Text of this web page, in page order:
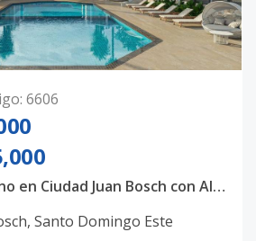
: 6606
Proyecto Moderno en Ciudad Juan Bosch con Alto Potencial
, Santo Domingo Este